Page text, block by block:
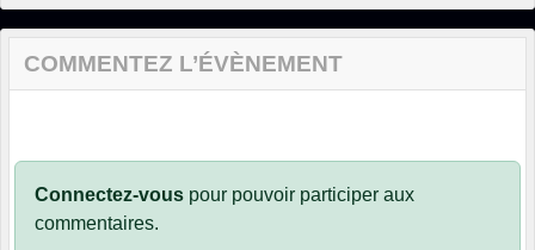
COMMENTEZ L’ÉVÈNEMENT
Connectez-vous pour pouvoir participer aux
commentaires.